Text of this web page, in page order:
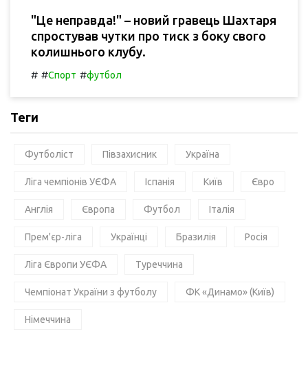
"Це неправда!" – новий гравець Шахтаря
спростував чутки про тиск з боку свого
колишнього клубу.
# #Спорт #футбол
Теги
Футболіст Півзахисник Україна
Ліга чемпіонів УЄФА Іспанія Київ Євро
Англія Європа Футбол Італія
Прем'єр-ліга Українці Бразилія Росія
Ліга Європи УЄФА Туреччина
Чемпіонат України з футболу ФК «Динамо» (Київ)
Німеччина